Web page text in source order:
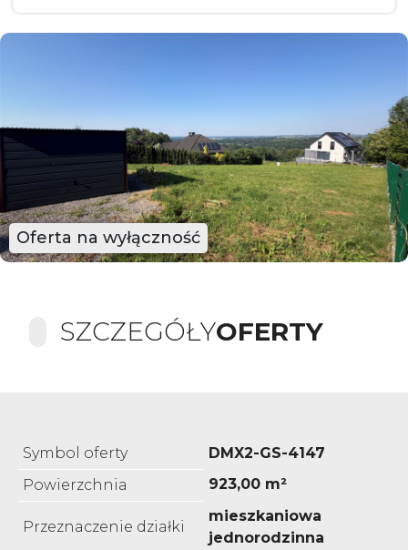
Oferta na wyłączność
SZCZEGÓŁYOFERTY
Symbol oferty
DMX2-GS-4147
Powierzchnia
923,00 m²
Przeznaczenie działki
mieszkaniowa
jednorodzinna